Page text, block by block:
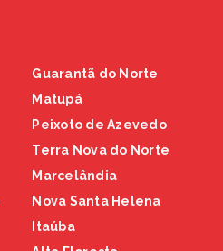
Guarantã do Norte
Matupá
Peixoto de Azevedo
Terra Nova do Norte
Marcelândia
Nova Santa Helena
Itaúba